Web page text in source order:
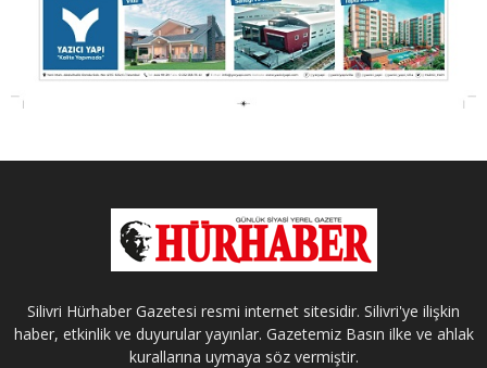
Silivri Hürhaber Gazetesi resmi internet sitesidir. Silivri'ye ilişkin
haber, etkinlik ve duyurular yayınlar. Gazetemiz Basın ilke ve ahlak
kurallarına uymaya söz vermiştir.